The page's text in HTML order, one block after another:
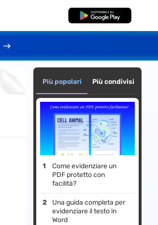
Download Gratis
Più popolari Più condivisi
Come evidenziare un
PDF protetto con
facilità?
Una guida completa per
evidenziare il testo in
Word